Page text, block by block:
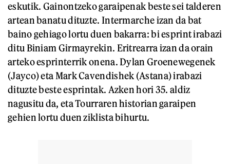
eskutik. Gainontzeko garaipenak beste sei talderen
artean banatu dituzte. Intermarche izan da bat
baino gehiago lortu duen bakarra: bi esprint irabazi
ditu Biniam Girmayrekin. Eritrearra izan da orain
arteko esprinterrik onena. Dylan Groenewegenek
(Jayco) eta Mark Cavendishek (Astana) irabazi
dituzte beste esprintak. Azken hori 35. aldiz
nagusitu da, eta Tourraren historian garaipen
gehien lortu duen ziklista bihurtu.